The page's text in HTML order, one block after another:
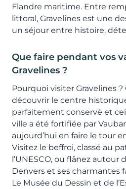
Flandre maritime. Entre
littoral, Gravelines est une
un séjour entre histoire,
Que faire pendant vos
Gravelines ?
Pourquoi visiter Gravelines
découvrir le centre
parfaitement conservé et
ville a été fortifiée par
aujourd’hui en faire le tour
Visitez le beffroi, classé au
l’UNESCO, ou flânez autour
Denvers et ses charmantes
Le Musée du Dessin et de